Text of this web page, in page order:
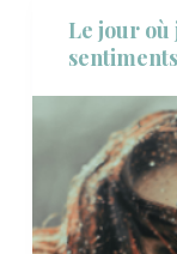
Le jour où